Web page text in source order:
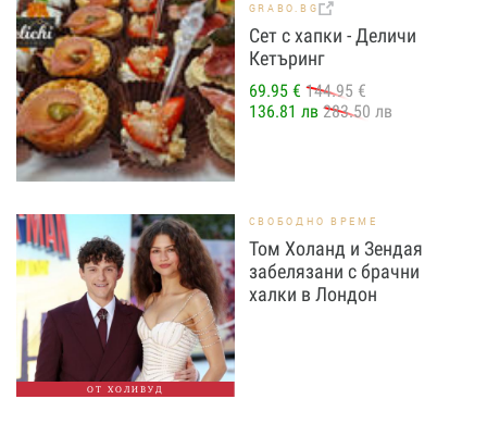
GRABO.BG
Сет с хапки - Деличи
Кетъринг
69.95 € 144.95 €
136.81 лв 283.50 лв
ОТ ХОЛИВУД
СВОБОДНО ВРЕМЕ
Том Холанд и Зендая
забелязани с брачни
халки в Лондон